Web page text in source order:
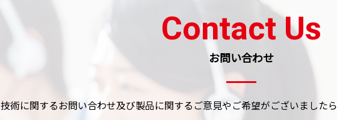
Contact Us
お問い合わせ
技術に関するお問い合わせ及び製品に関するご意見やご希望がございましたら